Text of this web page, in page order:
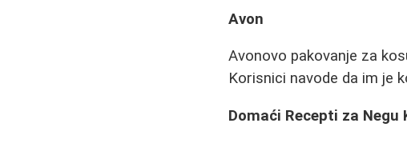
Avon
Avonovo pakovanje za
Korisnici navode da im je
Domaći Recepti za Negu